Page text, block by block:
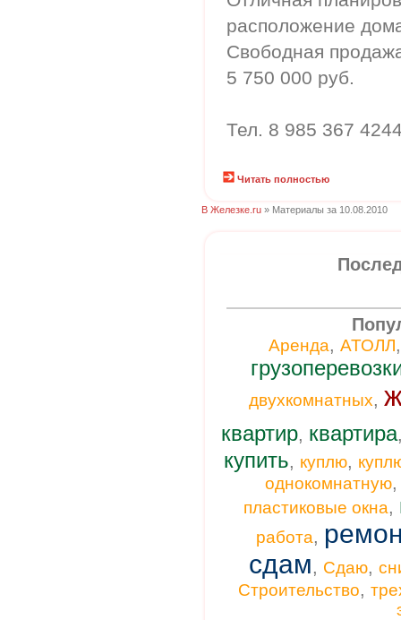
расположение
Свободная
5 750 000 руб.
Тел. 8 985 367
Читать полностью
В Железке.ru » Материалы за 10.08.2010
Аренда, АТОЛЛ
двухкомнатных,
квартир, квартира
купить, куплю,
однокомнатную
пластиковые окна,
работа,
сдам, Сдаю,
Строительство,